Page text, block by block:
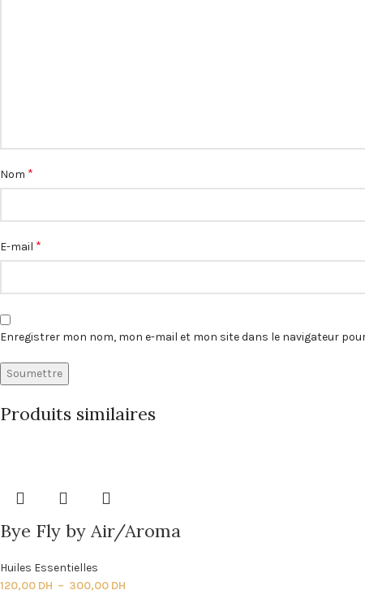
Nom *
E-mail *
Enregistrer mon nom, mon e-mail et mon site dans le navigateur
Produits similaires
Bye Fly by Air/Aroma
Huiles Essentielles
120,00 DH – 300,00 DH